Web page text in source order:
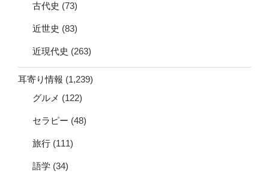
古代史 (73)
近世史 (83)
近現代史 (263)
耳寄り情報 (1,239)
グルメ (122)
セラピー (48)
旅行 (111)
語学 (34)